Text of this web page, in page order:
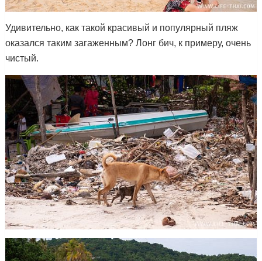
Удивительно, как такой красивый и популярный пляж
оказался таким загаженным? Лонг бич, к примеру, очень
чистый.